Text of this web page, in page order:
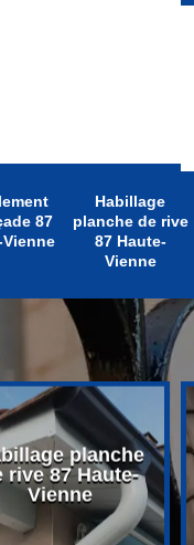
87
Vienne
Habillage
planche de rive
87 Haute-
Vienne
planche
rive 87 Haute-
Vienne